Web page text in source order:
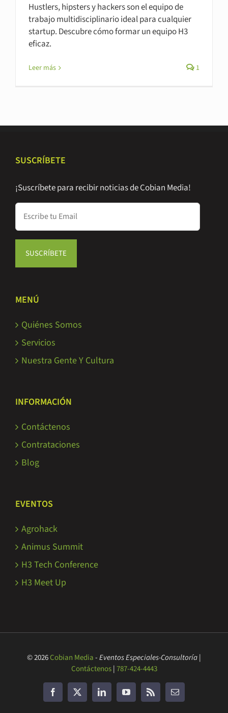
Hustlers, hipsters y hackers son el equipo de
trabajo multidisciplinario ideal para cualquier
startup. Descubre cómo formar un equipo H3
eficaz.
Leer más 1
SUSCRÍBETE
¡Suscríbete para recibir noticias de Cobian Media!
MENÚ
Quiénes Somos
Servicios
Nuestra Gente Y Cultura
INFORMACIÓN
Contáctenos
Contrataciones
Blog
EVENTOS
Agrohack
Animus Summit
H3 Tech Conference
H3 Meet Up
© 2026Cobian Media-Eventos Especiales-Consultoría|
Contáctenos|787-424-4443
FacebookTwitterLinkedInYouTubeRss
Correo
electrónico